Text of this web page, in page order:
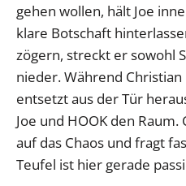
gehen wollen, hält Joe
klare Botschaft
zögern, streckt er sowohl
nieder. Während
entsetzt aus der Tür
Joe und HOOK den
auf das Chaos und fragt
Teufel ist hier gerade